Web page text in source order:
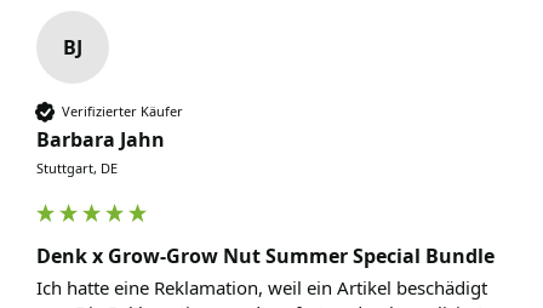
BJ
Verifizierter Käufer
Barbara Jahn
Stuttgart, DE
Denk x Grow-Grow Nut Summer Special Bundle
Ich hatte eine Reklamation, weil ein Artikel beschädigt